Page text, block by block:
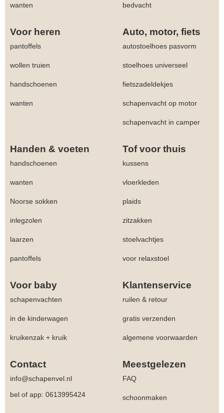
wanten bedvacht
Voor heren Auto, motor, fiets
pantoffels autostoelhoes pasvorm
wollen truien stoelhoes universeel
handschoenen fietszadeldekjes
wanten schapenvacht op motor
schapenvacht in camper
Handen & voeten Tof voor thuis
handschoenen kussens
wanten vloerkleden
Noorse sokken plaids
inlegzolen zitzakken
laarzen stoelvachtjes
pantoffels voor relaxstoel
Voor baby Klantenservice
schapenvachten ruilen & retour
in de kinderwagen gratis verzenden
kruikenzak + kruik algemene voorwaarden
Contact Meestgelezen
info@schapenvel.nl
FAQ
bel of app: 0613995424
schoonmaken